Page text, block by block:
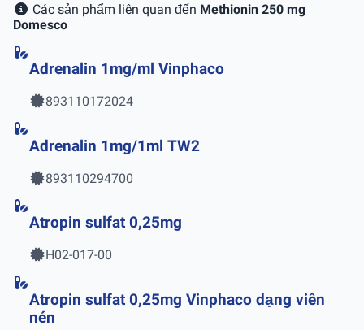
Các sản phẩm liên quan đến Methionin 250 mg
Domesco
Adrenalin 1mg/ml Vinphaco
893110172024
Adrenalin 1mg/1ml TW2
893110294700
Atropin sulfat 0,25mg
H02-017-00
Atropin sulfat 0,25mg Vinphaco dạng viên
nén